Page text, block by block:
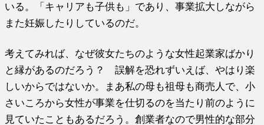
いる。「キャリアも子供も」であり、事業拡大しながら
また妊娠したりしているのだ。
考えてみれば、なぜ彼女たちのような女性起業家ばかり
と縁があるのだろう？ 誤解を恐れずいえば、やはり楽
しいからではないか。まあ私の母も祖母も商売人で、小
さいころから女性が事業を仕切るのを当たり前のように
見ていたこともあるだろう。創業者なので男性的な部分